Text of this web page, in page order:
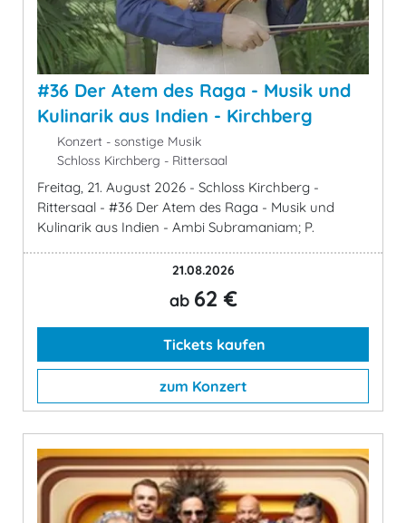
#36 Der Atem des Raga - Musik und
Kulinarik aus Indien - Kirchberg
Konzert - sonstige Musik
Schloss Kirchberg - Rittersaal
Freitag, 21. August 2026 - Schloss Kirchberg -
Rittersaal - #36 Der Atem des Raga - Musik und
Kulinarik aus Indien - Ambi Subramaniam; P.
21.08.2026
ab 62 €
Tickets kaufen
zum Konzert